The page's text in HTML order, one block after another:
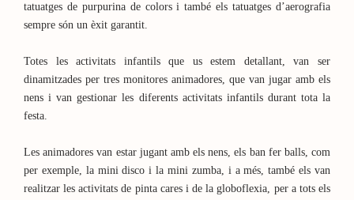
tatuatges de purpurina de colors i també els tatuatges d’aerografia
sempre són un èxit garantit.
Totes les activitats infantils que us estem detallant, van ser
dinamitzades per tres monitores animadores, que van jugar amb els
nens i van gestionar les diferents activitats infantils durant tota la
festa.
Les animadores van estar jugant amb els nens, els ban fer balls, com
per exemple, la mini disco i la mini zumba, i a més, també els van
realitzar les activitats de pinta cares i de la globoflexia, per a tots els